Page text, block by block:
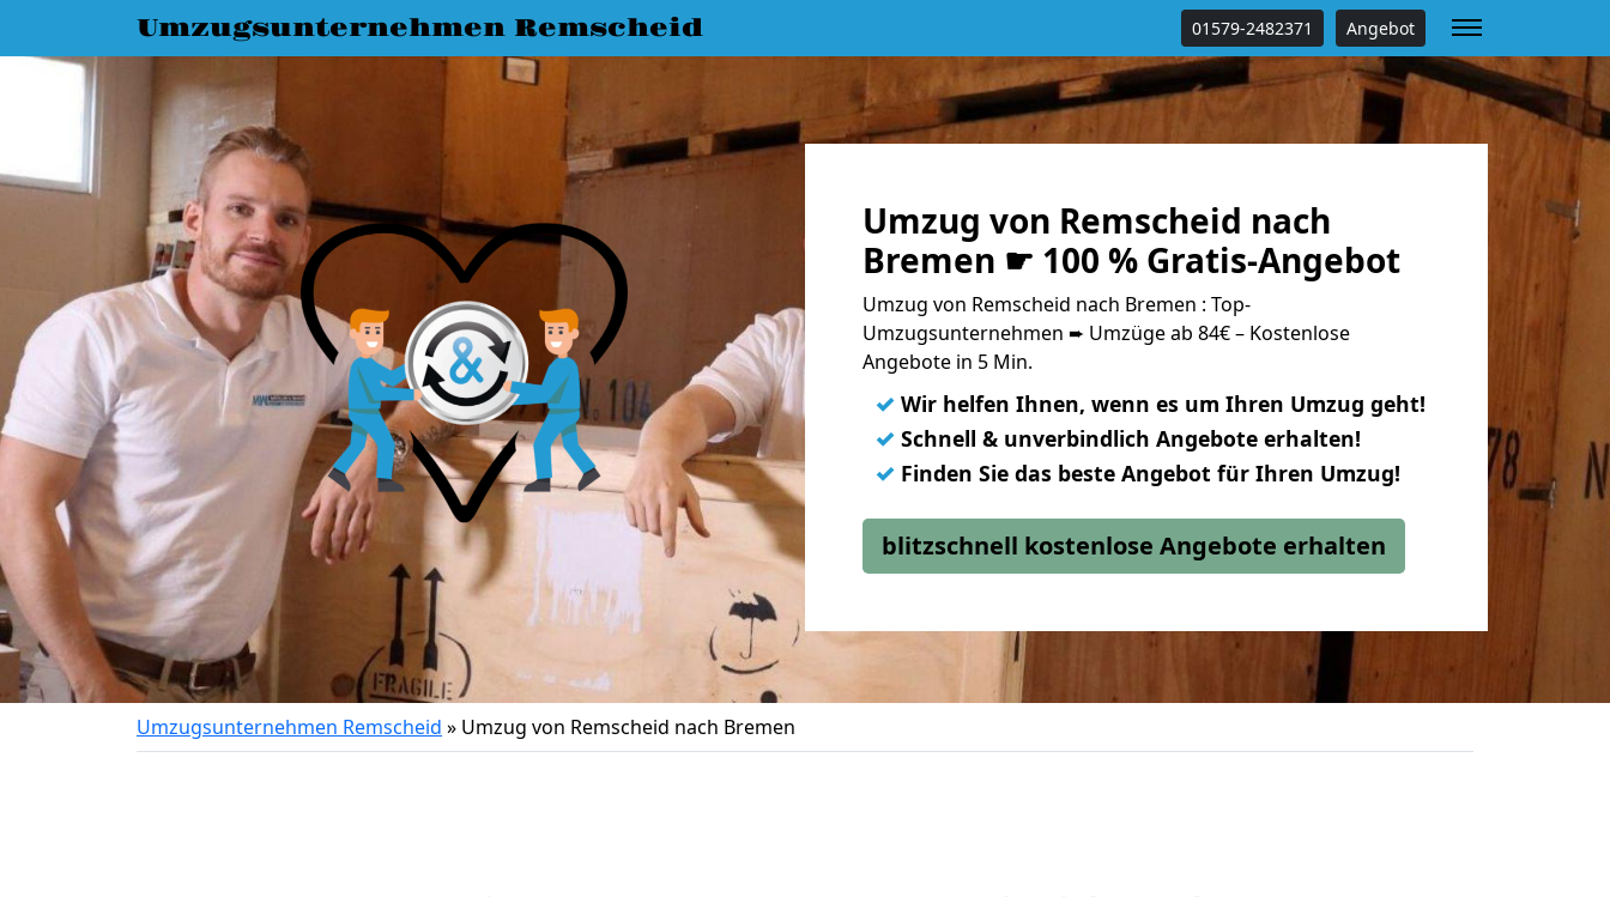
Umzugsunternehmen Remscheid 01579-2482371 Angebot
Umzug von Remscheid nach
Bremen ☛ 100 % Gratis-Angebot
Umzug von Remscheid nach Bremen : Top-
Umzugsunternehmen ➨ Umzüge ab 84€ – Kostenlose
Angebote in 5 Min.
✓ Wir helfen Ihnen, wenn es um Ihren Umzug geht!
✓ Schnell & unverbindlich Angebote erhalten!
✓ Finden Sie das beste Angebot für Ihren Umzug!
blitzschnell kostenlose Angebote erhalten
Umzugsunternehmen Remscheid » Umzug von Remscheid nach Bremen